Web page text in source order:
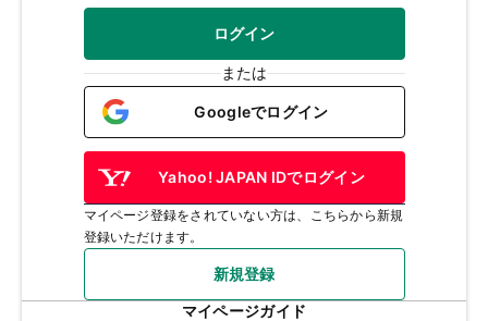
ログイン
または
Googleでログイン
Yahoo! JAPAN IDでログイン
マイページ登録をされていない方は、こちらから新規
登録いただけます。
新規登録
マイページガイド